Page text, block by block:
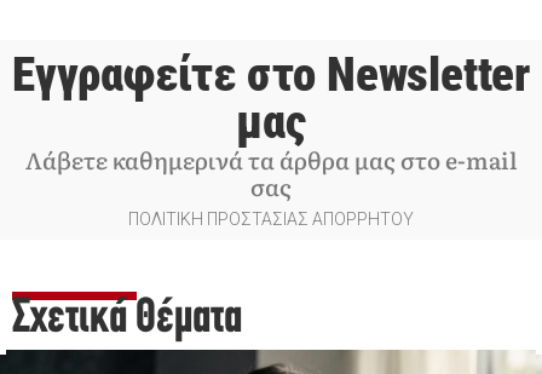
Εγγραφείτε στο Newsletter
μας
Λάβετε καθημερινά τα άρθρα μας στο e-mail
σας
ΠΟΛΙΤΙΚΗ ΠΡΟΣΤΑΣΙΑΣ ΑΠΟΡΡΗΤΟΥ
Σχετικά Θέματα